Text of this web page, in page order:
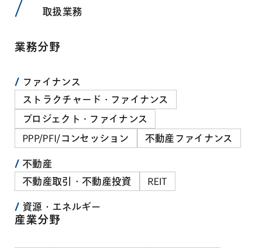
取扱業務
業務分野
ファイナンス
ストラクチャード・ファイナンス
プロジェクト・ファイナンス
PPP/PFI/コンセッション
不動産ファイナンス
不動産
不動産取引・不動産投資
REIT
資源・エネルギー
産業分野